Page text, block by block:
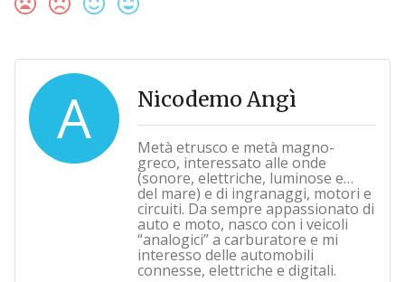
A Nicodemo Angì
Metà etrusco e metà magno-
greco, interessato alle onde
(sonore, elettriche, luminose e…
del mare) e di ingranaggi, motori e
circuiti. Da sempre appassionato di
auto e moto, nasco con i veicoli
“analogici” a carburatore e mi
interesso delle automobili
connesse, elettriche e digitali.